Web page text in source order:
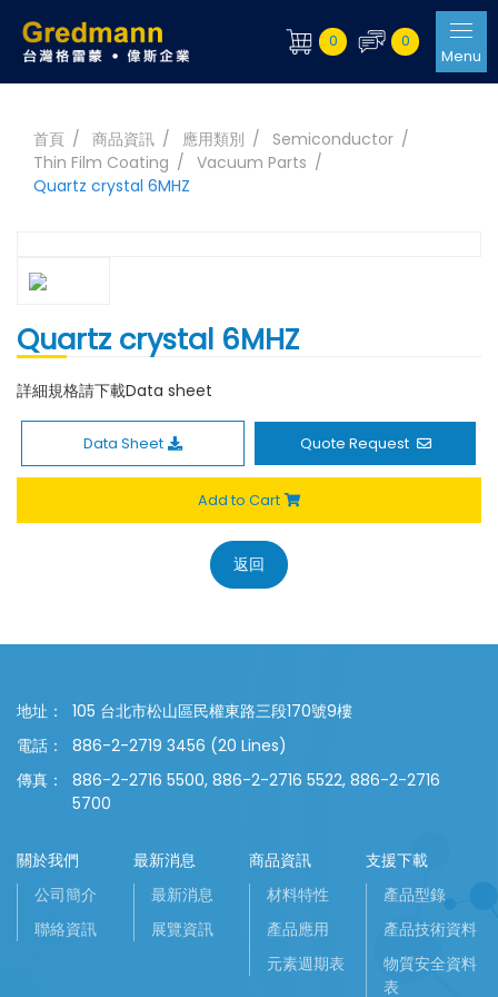
0
0
Menu
首頁 商品資訊 應用類別
Semiconductor
Thin Film Coating
Vacuum Parts
Quartz crystal 6MHZ
Quartz crystal 6MHZ
詳細規格請下載Data sheet
Data Sheet Quote Request
Add to Cart
返回
地址：
105 台北市松山區民權東路三段170號9樓
電話：
886-2-2719 3456 (20 Lines)
傳真：
886-2-2716 5500, 886-2-2716 5522, 886-2-2716
5700
關於我們
公司簡介
聯絡資訊
最新消息
最新消息
展覽資訊
商品資訊
材料特性
產品應用
元素週期表
支援下載
產品型錄
產品技術資料
物質安全資料
表